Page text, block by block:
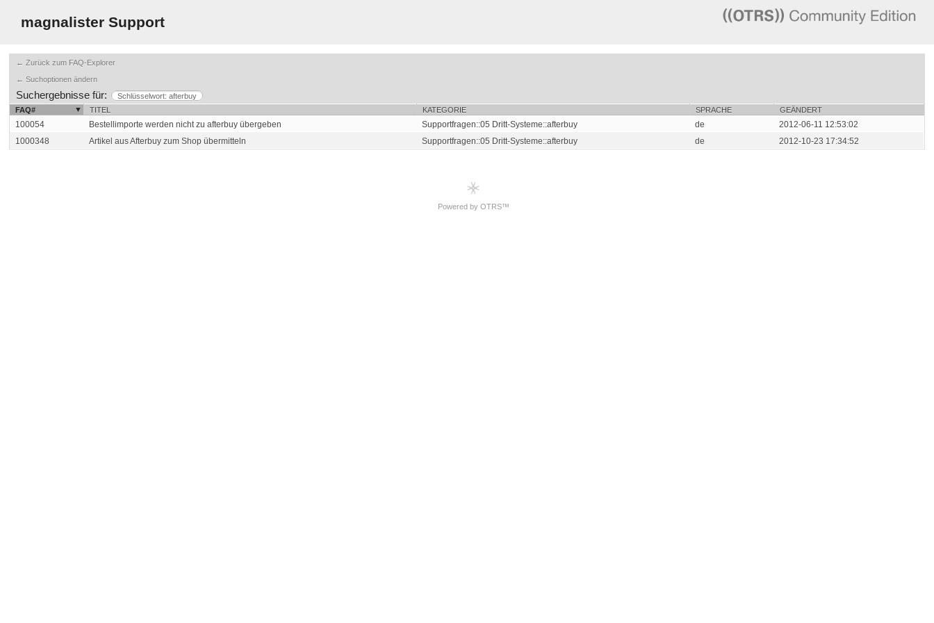
magnalister Support
← Zurück zum FAQ-Explorer
← Suchoptionen ändern
Suchergebnisse für:
Schlüsselwort: afterbuy
FAQ#
TITEL KATEGORIE SPRACHE GEÄNDERT
100054 Bestellimporte werden nicht zu afterbuy übergeben Supportfragen::05 Dritt-Systeme::afterbuy de
2012-06-11 12:53:02
1000348
Artikel aus Afterbuy zum Shop übermitteln Supportfragen::05 Dritt-Systeme::afterbuy de 2012-10-23 17:34:52
Powered by OTRS™